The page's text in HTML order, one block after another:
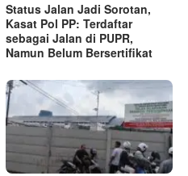
Status Jalan Jadi Sorotan,
Kasat Pol PP: Terdaftar
sebagai Jalan di PUPR,
Namun Belum Bersertifikat